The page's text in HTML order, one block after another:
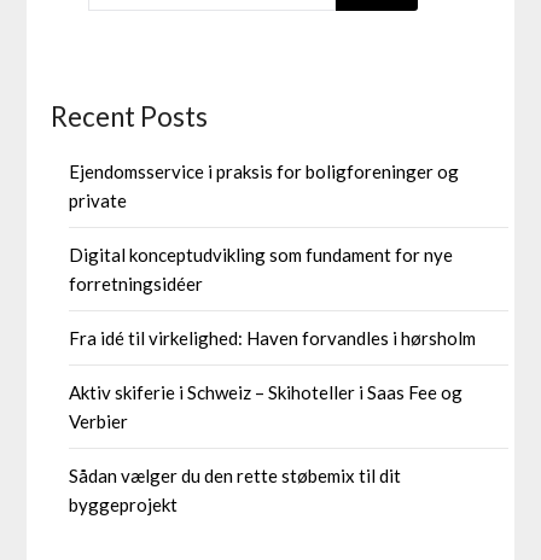
Recent Posts
Ejendomsservice i praksis for boligforeninger og
private
Digital konceptudvikling som fundament for nye
forretningsidéer
Fra idé til virkelighed: Haven forvandles i hørsholm
Aktiv skiferie i Schweiz – Skihoteller i Saas Fee og
Verbier
Sådan vælger du den rette støbemix til dit
byggeprojekt